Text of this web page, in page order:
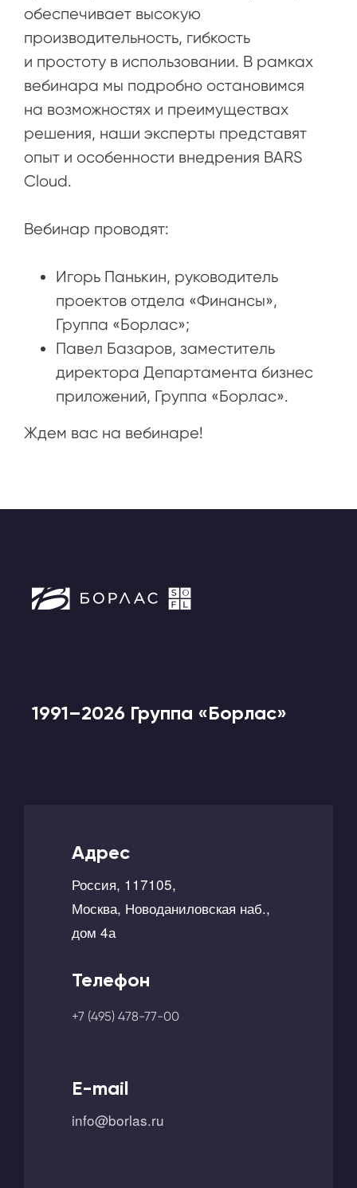
обеспечивает высокую
производительность, гибкость
и простоту в использовании. В рамках
вебинара мы подробно остановимся
на возможностях и преимуществах
решения, наши эксперты представят
опыт и особенности внедрения BARS
Cloud.
Вебинар проводят:
Игорь Панькин, руководитель
проектов отдела «Финансы»,
Группа «Борлас»;
Павел Базаров, заместитель
директора Департамента бизнес
приложений, Группа «Борлас».
Ждем вас на вебинаре!
1991–2026 Группа «Борлас»
Адрес
Россия, 117105,
Москва, Новоданиловская наб.,
дом 4а
Телефон
+7 (495) 478-77-00
E-mail
info@borlas.ru